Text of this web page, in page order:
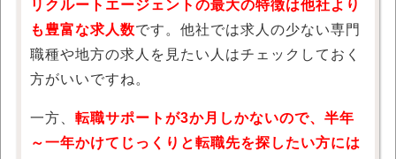
リクルートエージェントの最大の特徴は他社より
も豊富な求人数です。他社では求人の少ない専門
職種や地方の求人を見たい人はチェックしておく
方がいいですね。
一方、 転職サポートが3か月しかないので、半年
～一年かけてじっくりと転職先を探したい方には